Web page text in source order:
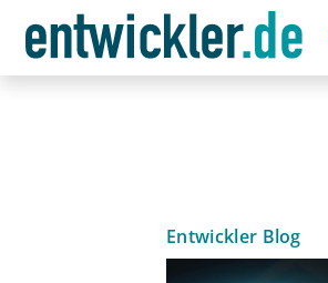
Entwickler Blog